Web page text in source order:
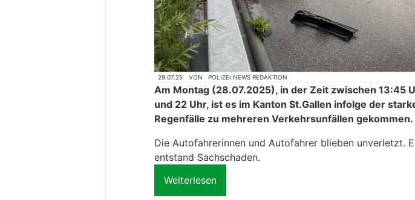
29.07.25 VON POLIZEI.NEWS REDAKTION
Am Montag (28.07.2025), in der Zeit zwischen 13:45
und 22 Uhr, ist es im Kanton St.Gallen infolge der
Regenfälle zu mehreren Verkehrsunfällen gekommen.
Die Autofahrerinnen und Autofahrer blieben unverletzt.
entstand Sachschaden.
Weiterlesen